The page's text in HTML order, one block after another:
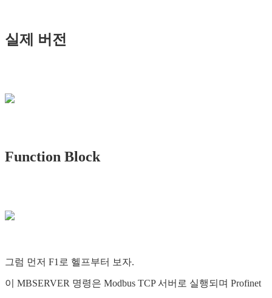
실제 버전
Function Block
그럼 먼저 F1로 헬프부터 보자.
이 MBSERVER 명령은 Modbus TCP 서버로 실행되며 Profinet